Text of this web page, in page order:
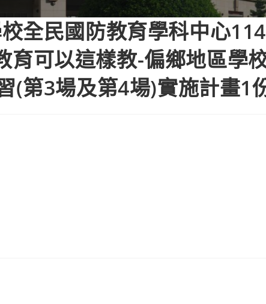
全民國防教育學科中心
可以這樣教-偏鄉地區學
(第3場及第4場)實施計畫1